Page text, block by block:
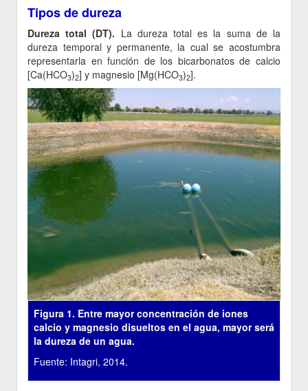
Tipos de dureza
Dureza total (DT). La dureza total es la suma de la
dureza temporal y permanente, la cual se acostumbra
representarla en función de los bicarbonatos de calcio
[Ca(HCO3)2] y magnesio [Mg(HCO3)2].
Figura 1. Entre mayor concentración de iones
calcio y magnesio disueltos en el agua, mayor será
la dureza de un agua.
Fuente: Intagri, 2014.